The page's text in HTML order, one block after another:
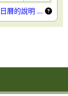
日曆的說明 …